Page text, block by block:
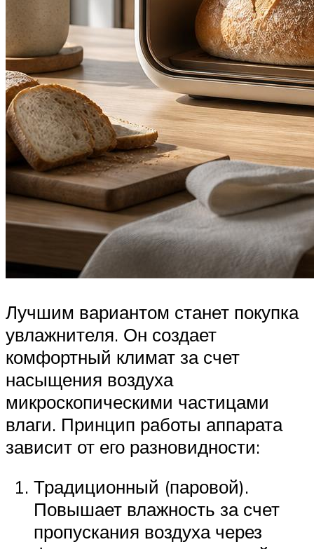
Лучшим вариантом станет покупка
увлажнителя. Он создает
комфортный климат за счет
насыщения воздуха
микроскопическими частицами
влаги. Принцип работы аппарата
зависит от его разновидности:
Традиционный (паровой).
Повышает влажность за счет
пропускания воздуха через